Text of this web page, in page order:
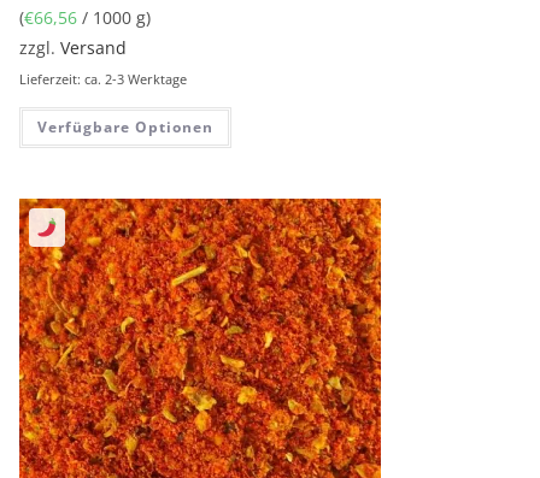
(€66,56 / 1000 g)
zzgl.Versand
Lieferzeit: ca. 2-3 Werktage
Verfügbare Optionen